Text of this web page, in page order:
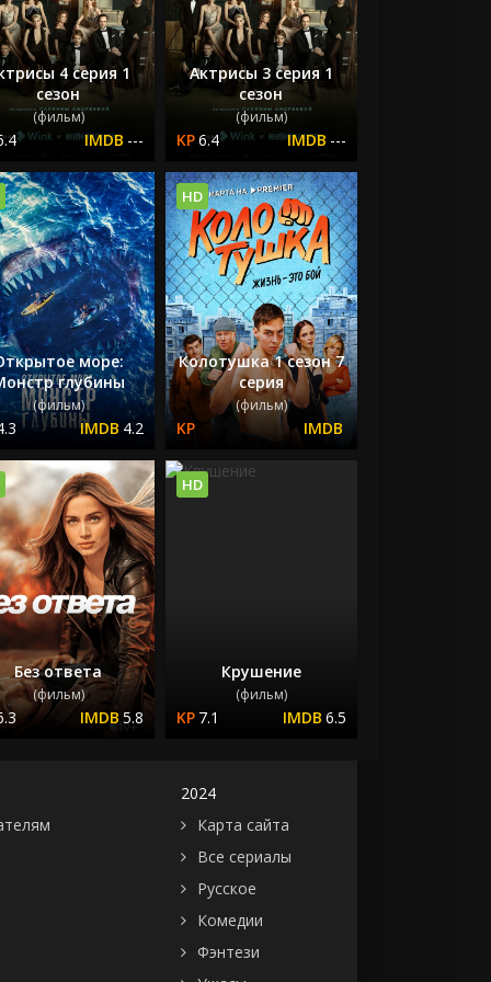
4 серия 1
сезон
(фильм)
---
Актрисы 3 серия 1
сезон
(фильм)
6.4 ---
море:
глубины
(фильм)
4.2
Колотушка 1 сезон 7
серия
(фильм)
HD
Без ответа
(фильм)
5.8
Крушение
(фильм)
7.1 6.5
HD
2024
Карта сайта
Все сериалы
Русское
Комедии
Фэнтези